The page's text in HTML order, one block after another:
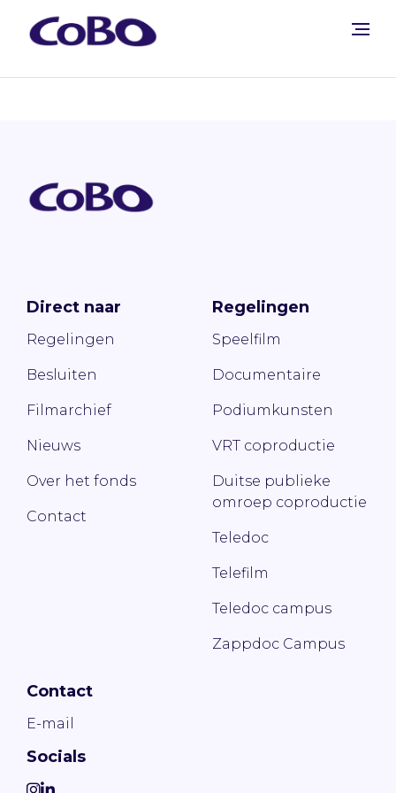
Direct naar
Regelingen
Besluiten
Filmarchief
Nieuws
Over het fonds
Contact
Regelingen
Speelfilm
Documentaire
Podiumkunsten
VRT coproductie
Duitse publieke
omroep coproductie
Teledoc
Telefilm
Teledoc campus
Zappdoc Campus
Contact
E-mail
Socials